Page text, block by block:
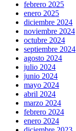
febrero 2025
enero 2025
diciembre 2024
noviembre 2024
octubre 2024
septiembre 2024
agosto 2024
julio 2024
junio 2024
mayo 2024
abril 2024
marzo 2024
febrero 2024
enero 2024